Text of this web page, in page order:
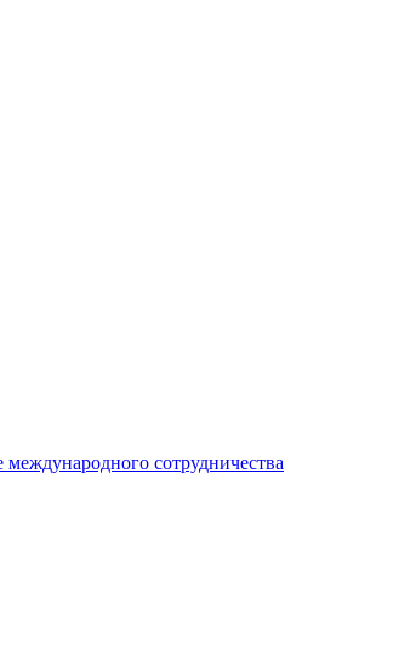
сотрудничества